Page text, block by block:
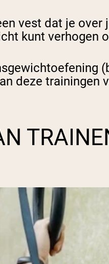
vest dat je
kunt verhogen
deze